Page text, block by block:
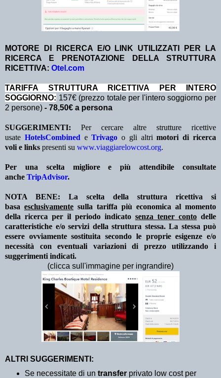
MOTORE DI RICERCA E/O LINK UTILIZZATI PER LA
RICERCA E PRENOTAZIONE DELLA STRUTTURA
RICETTIVA: Otel.com
TA RIFFA STRUTTURA RICETTIVA PER INTERO
SOGGIORNO: 157€ (prezzo totale per l'intero soggiorno per
2 persone) - 78,50€ a persona
SUGGERIMENTI: Per cercare altre strutture ricettive
usate HotelsCombined eTrivago o gli altrimotori di ricerca
voli e links presenti su www.viaggiarelowcost.org.
Per una scelta migliore e più attendibile consultate
anche TripAdvisor.
NOTA BENE: La scelta della struttura ricettiva si
basa esclusivamente sulla tariffa più economica al momento
della ricerca per il periodo indicato senza tener conto delle
caratteristiche e/o servizi della struttura stessa. La stessa può
essere ovviamente sostituita secondo le proprie esigenze e/o
necessità con eventuali variazioni di prezzo utilizzando i
suggerimenti indicati.
(clicca sull'immagine per ingrandire)
ALTRI SUGGERIMENTI:
Se necessitate di un transfer privato low cost per